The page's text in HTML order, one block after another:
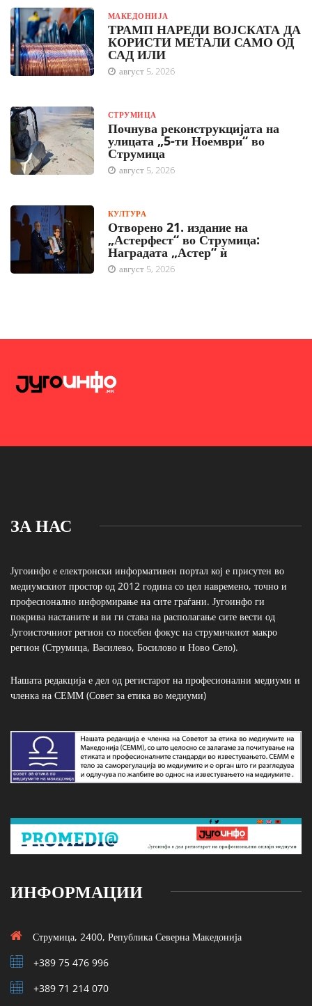
МАКЕДОНИЈА
ТРАМП НАРЕДИ ВОЈСКАТА ДА
КОРИСТИ МЕТАЛИ САМО ОД
САД ИЛИ
август 5, 2026
СТРУМИЦА
Почнува реконструкцијата на
улицата „5-ти Ноември“ во
Струмица
август 5, 2026
КУЛТУРА
Отворено 21. издание на
„Астерфест“ во Струмица:
Наградата „Астер“ ѝ
август 5, 2026
ЗА НАС
Југоинфо е електронски информативен портал кој е присутен во
медиумскиот простор од 2012 година со цел навремено, точно и
професионално информирање на сите граѓани. Југоинфо ги
покрива настаните и ви ги става на располагање сите вести од
Југоисточниот регион со посебен фокус на струмичкиот макро
регион (Струмица, Василево, Босилово и Ново Село).
Нашата редакција е дел од регистарот на професионални медиуми и
членка на СЕММ (Совет за етика во медиуми)
ИНФОРМАЦИИ
Струмица, 2400, Република Северна Македонија
+389 75 476 996
+389 71 214 070